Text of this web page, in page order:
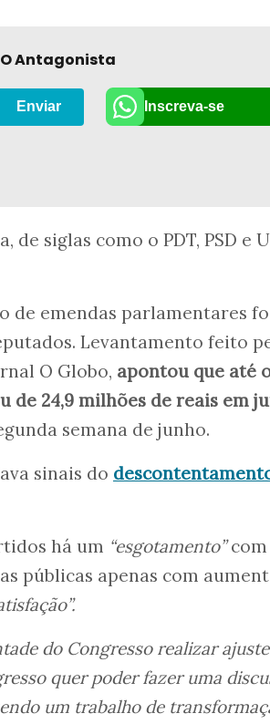
O Antagonista
Enviar Inscreva-se
siglas como o PDT, PSD e
de emendas parlamentares
Levantamento feito
O Globo, apontou que até
de 24,9 milhões de reais em
semana de junho.
sinais do
há um “esgotamento”com
públicas apenas com
do Congresso realizar ajuste
quer poder fazer uma
um trabalho de